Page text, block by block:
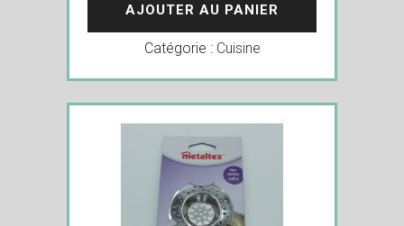
AJOUTER AU PANIER
Catégorie : Cuisine